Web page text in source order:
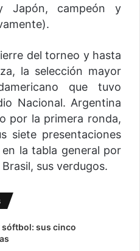
Japón, campeón y
del torneo y hasta
la selección mayor
que tuvo
Nacional. Argentina
por la primera ronda,
siete presentaciones
la tabla general por
sus verdugos.
sóftbol: sus cinco